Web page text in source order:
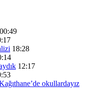
00:49
18:28
12:17
okullardayız